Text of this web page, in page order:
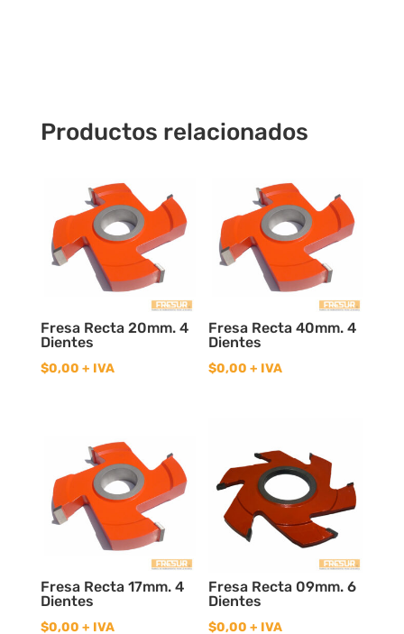
Productos relacionados
Fresa Recta 20mm. 4
Dientes
$0,00 + IVA
Fresa Recta 40mm. 4
Dientes
$0,00 + IVA
Fresa Recta 17mm. 4
Dientes
$0,00 + IVA
Fresa Recta 09mm. 6
Dientes
$0,00 + IVA